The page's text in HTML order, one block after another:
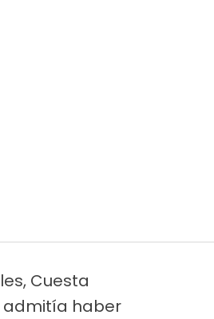
Cuesta
haber